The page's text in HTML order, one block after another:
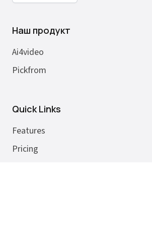
Наш продукт
Ai4video
Pickfrom
Quick Links
Features
Pricing